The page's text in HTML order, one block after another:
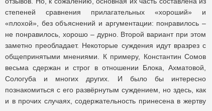
степеней сравнения прилагательных «хороший» и
«плохой», без объяснений и аргументации: понравилось –
не понравилось, хорошо – дурно. Второй вариант при этом
заметно преобладает. Некоторые суждения идут вразрез с
общепринятыми мнениями. К примеру, Константин Сомов
весьма сдержан и строг в отношении Блока, Ахматовой,
Сологуба и многих других. И было бы интересно
познакомиться с его развёрнутым суждением, но здесь, как
и в прочих случаях, содержательность принесена в жертву